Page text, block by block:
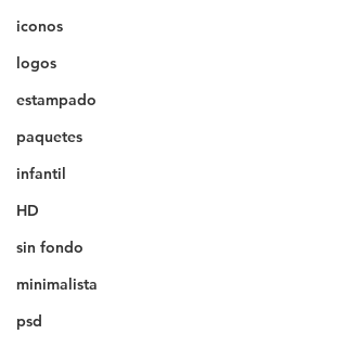
iconos
logos
estampado
paquetes
infantil
HD
sin fondo
minimalista
psd